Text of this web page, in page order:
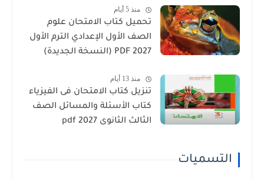
منذ 5 أيام
تحميل كتاب الامتحان علوم
الصف الأول الإعدادي الترم الأول
2027 PDF (النسخة الجديدة)
منذ 13 أيام
تنزيل كتاب الامتحان فى الفيزياء
كتاب الأسئلة والمسائل الصف
الثالث الثانوى 2027 pdf
التسميات